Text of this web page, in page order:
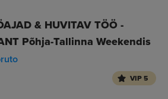
& HUVITAV TÖÖ -
Põhja-Tallinna Weekendis
VIP 5